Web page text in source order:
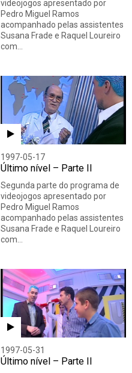
videojogos apresentado por
Pedro Miguel Ramos
acompanhado pelas assistentes
Susana Frade e Raquel Loureiro
com…
1997-05-17
Último nível – Parte II
Segunda parte do programa de
videojogos apresentado por
Pedro Miguel Ramos
acompanhado pelas assistentes
Susana Frade e Raquel Loureiro
com…
1997-05-31
Último nível – Parte II